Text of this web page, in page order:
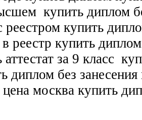
купить диплом
реестром купить
реестр купить
за 9 класс
диплом без
цена москва купить